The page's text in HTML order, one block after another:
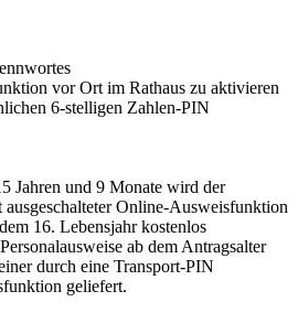
vor Ort im Rathaus zu aktivieren
6-stelligen Zahlen-PIN
Jahren und 9 Monate wird der
ausgeschalteter Online-Ausweisfunktion
16. Lebensjahr kostenlos
ab dem Antragsalter
durch eine Transport-PIN
geliefert.